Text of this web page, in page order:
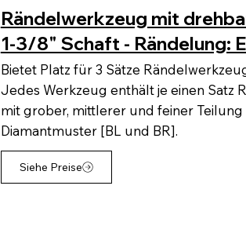
Rändelwerkzeug mit
1-3/8" Schaft - Rändelung: E
Bietet Platz für 3 Sätze
Jedes Werkzeug enthält je einen Satz
mit grober, mittlerer und feiner Teilung
Diamantmuster [BL und BR].
Siehe Preise